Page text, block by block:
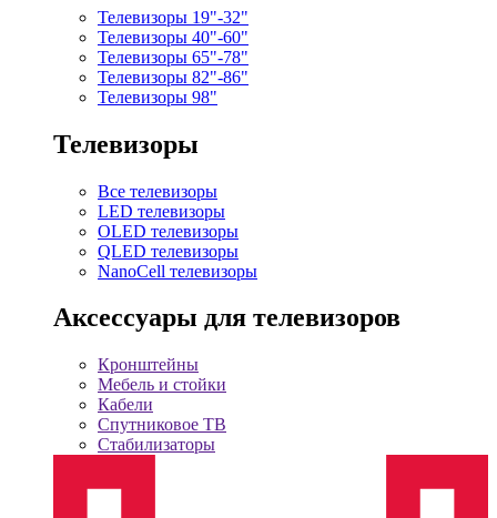
Телевизоры 19"-32"
Телевизоры 40"-60"
Телевизоры 65"-78"
Телевизоры 82"-86"
Телевизоры 98"
Телевизоры
Все телевизоры
LED телевизоры
OLED телевизоры
QLED телевизоры
NanoCell телевизоры
Аксессуары для телевизоров
Кронштейны
Мебель и стойки
Кабели
Спутниковое ТВ
Стабилизаторы